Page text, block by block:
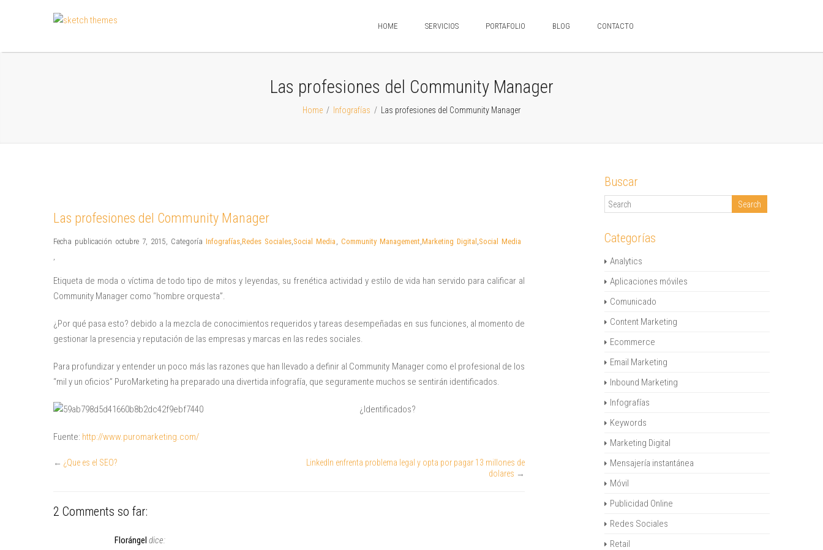
HOME SERVICIOS PORTAFOLIO BLOG CONTACTO
Las profesiones del Community Manager
Home / Infografías / Las profesiones del Community Manager
Las profesiones del Community Manager
Fecha publicación octubre 7, 2015, Categoría Infografías,Redes Sociales,Social Media , Community Management,Marketing Digital ,Social Media
,
Etiqueta de moda o víctima de todo tipo de mitos y leyendas, su frenética actividad y estilo de vida han servido para calificar al
Community Manager como “hombre orquesta”.
¿Por qué pasa esto? debido a la mezcla de conocimientos requeridos y tareas desempeñadas en sus funciones, al momento de
gestionar la presencia y reputación de las empresas y marcas en las redes sociales.
Para profundizar y entender un poco más las razones que han llevado a definir al Community Manager como el profesional de los
“mil y un oficios” PuroMarketing ha preparado una divertida infografía, que seguramente muchos se sentirán identificados.
¿Identificados?
Fuente: http://www.puromarketing.com/
← ¿Que es el SEO?
LinkedIn enfrenta problema legal y opta por pagar 13 millones de
dolares →
2 Comments so far:
Florángel dice:
Buscar
Categorías
Analytics
Aplicaciones móviles
Comunicado
Content Marketing
Ecommerce
Email Marketing
Inbound Marketing
Infografías
Keywords
Marketing Digital
Mensajería instantánea
Móvil
Publicidad Online
Redes Sociales
Retail